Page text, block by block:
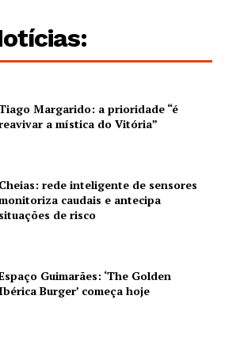
Margarido: a prioridade “é
a mística do Vitória”
Cheias: rede inteligente de sensores
caudais e antecipa
situações de risco
Guimarães: ‘The Golden
Ibérica Burger’ começa hoje